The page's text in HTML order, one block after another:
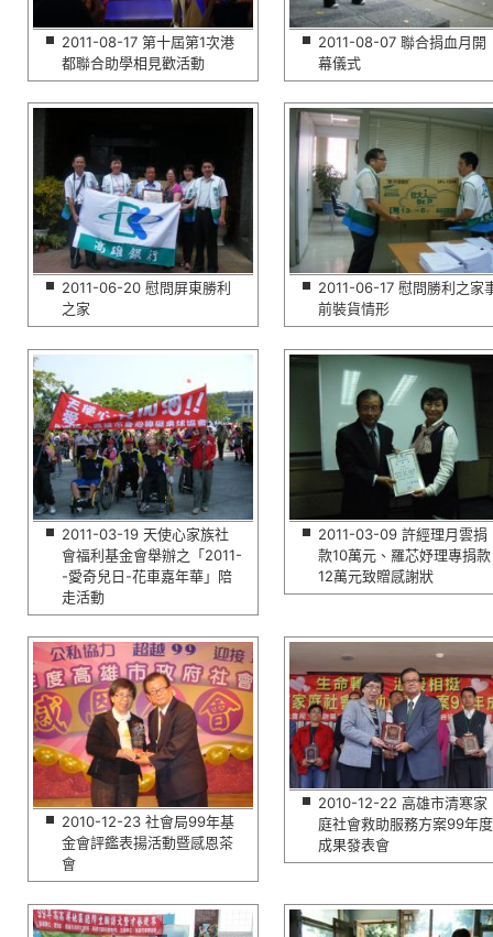
2011-08-17 第十屆第1次港
都聯合助學相見歡活動
2011-08-07 聯合捐血月開
幕儀式
2011-06-20 慰問屏東勝利
之家
2011-06-17 慰問勝利之家
前裝貨情形
2011-03-19 天使心家族社
會福利基金會舉辦之「2011-
-愛奇兒日-花車嘉年華」陪
走活動
2011-03-09 許經理月雲捐
款10萬元、羅芯妤理專捐款
12萬元致贈感謝狀
2010-12-23 社會局99年基
金會評鑑表揚活動暨感恩茶
會
2010-12-22 高雄市清寒家
庭社會救助服務方案99年度
成果發表會